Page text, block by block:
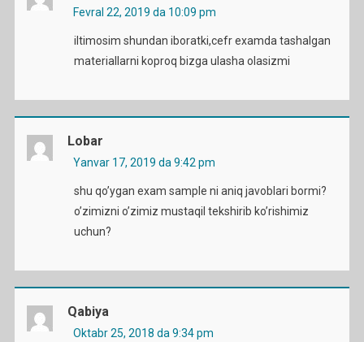
Fevral 22, 2019 da 10:09 pm
iltimosim shundan iboratki,cefr examda tashalgan
materiallarni koproq bizga ulasha olasizmi
Lobar
Yanvar 17, 2019 da 9:42 pm
shu qo’ygan exam sample ni aniq javoblari bormi?
o’zimizni o’zimiz mustaqil tekshirib ko’rishimiz
uchun?
Qabiya
Oktabr 25, 2018 da 9:34 pm